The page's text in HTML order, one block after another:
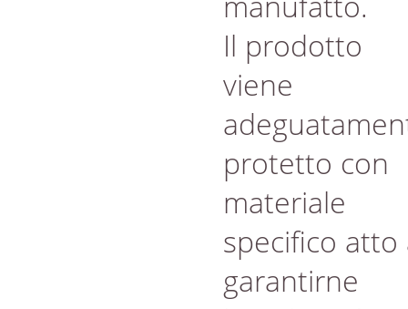
Il prodotto
viene
protetto con
materiale
specifico atto
garantirne